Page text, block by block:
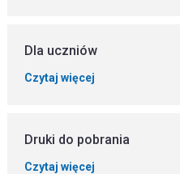
Dla uczniów
Czytaj więcej
Druki do pobrania
Czytaj więcej